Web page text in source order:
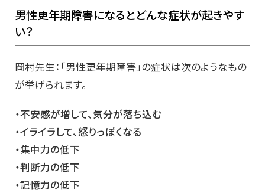
男性更年期障害になるとどんな症状が起きやす
い？
岡村先生：「男性更年期障害」の症状は次のようなもの
が挙げられます。
・不安感が増して、気分が落ち込む
・イライラして、怒りっぽくなる
・集中力の低下
・判断力の低下
・記憶力の低下